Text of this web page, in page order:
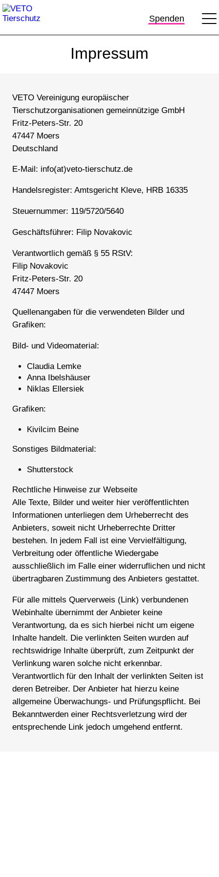
Spenden
Impressum
VETO Vereinigung europäischer
Tierschutzorganisationen gemeinnützige GmbH
Fritz-Peters-Str. 20
47447 Moers
Deutschland
E-Mail: info(at)veto-tierschutz.de
Handelsregister: Amtsgericht Kleve, HRB 16335
Steuernummer: 119/5720/5640
Geschäftsführer: Filip Novakovic
Verantwortlich gemäß § 55 RStV:
Filip Novakovic
Fritz-Peters-Str. 20
47447 Moers
Quellenangaben für die verwendeten Bilder und
Grafiken:
Bild- und Videomaterial:
Claudia Lemke
Anna Ibelshäuser
Niklas Ellersiek
Grafiken:
Kivilcim Beine
Sonstiges Bildmaterial:
Shutterstock
Rechtliche Hinweise zur Webseite
Alle Texte, Bilder und weiter hier veröffentlichten
Informationen unterliegen dem Urheberrecht des
Anbieters, soweit nicht Urheberrechte Dritter
bestehen. In jedem Fall ist eine Vervielfältigung,
Verbreitung oder öffentliche Wiedergabe
ausschließlich im Falle einer widerruflichen und nicht
übertragbaren Zustimmung des Anbieters gestattet.
Für alle mittels Querverweis (Link) verbundenen
Webinhalte übernimmt der Anbieter keine
Verantwortung, da es sich hierbei nicht um eigene
Inhalte handelt. Die verlinkten Seiten wurden auf
rechtswidrige Inhalte überprüft, zum Zeitpunkt der
Verlinkung waren solche nicht erkennbar.
Verantwortlich für den Inhalt der verlinkten Seiten ist
deren Betreiber. Der Anbieter hat hierzu keine
allgemeine Überwachungs- und Prüfungspflicht. Bei
Bekanntwerden einer Rechtsverletzung wird der
entsprechende Link jedoch umgehend entfernt.